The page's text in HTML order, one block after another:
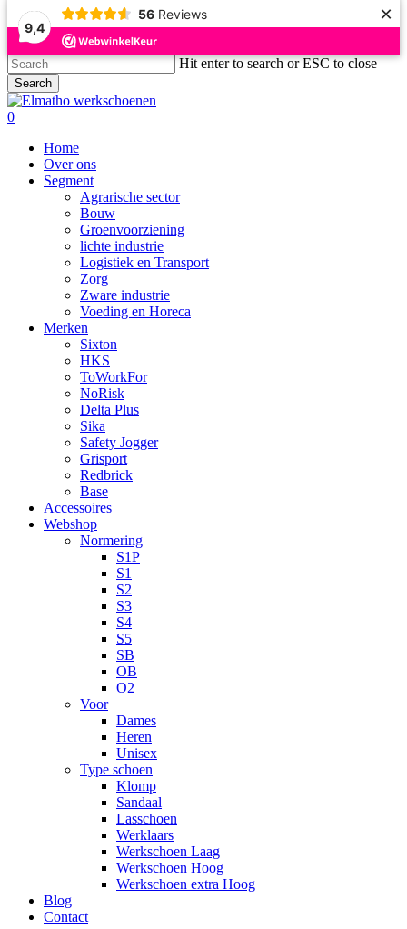
9,4
56 Reviews ×
Skip
to
main
content
Hit enter to search or ESC to close
Search
Close
Search
search
account
0
Home
Over ons
Segment
Agrarische sector
Bouw
Groenvoorziening
lichte industrie
Logistiek en Transport
Zorg
Zware industrie
Voeding en Horeca
Merken
Sixton
HKS
ToWorkFor
NoRisk
Delta Plus
Sika
Safety Jogger
Grisport
Redbrick
Base
Accessoires
Webshop
Normering
S1P
S1
S2
S3
S4
S5
SB
OB
O2
Voor
Dames
Heren
Unisex
Type schoen
Klomp
Sandaal
Lasschoen
Werklaars
Werkschoen Laag
Werkschoen Hoog
Werkschoen extra Hoog
Blog
Contact